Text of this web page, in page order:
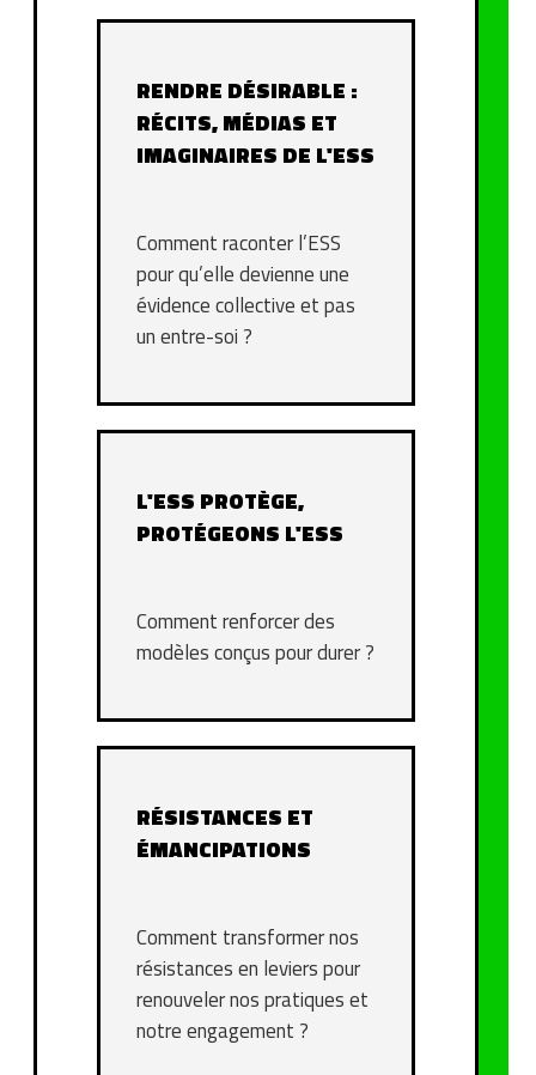
RENDRE DÉSIRABLE :
RÉCITS, MÉDIAS ET
IMAGINAIRES DE L'ESS
Comment raconter l’ESS
pour qu’elle devienne une
évidence collective et pas
un entre-soi ?
L'ESS PROTÈGE,
PROTÉGEONS L'ESS
Comment renforcer des
modèles conçus pour durer ?
RÉSISTANCES ET
ÉMANCIPATIONS
Comment transformer nos
résistances en leviers pour
renouveler nos pratiques et
notre engagement ?